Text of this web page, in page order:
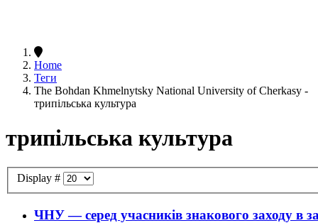
Home
Теги
The Bohdan Khmelnytsky National University of Cherkasy -
трипільська культура
трипільська культура
Display #
ЧНУ — серед учасників знакового заходу в